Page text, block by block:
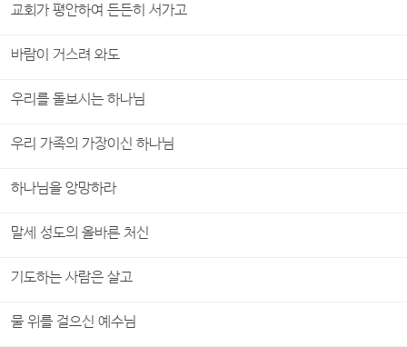
교회가 평안하여 든든히 서가고
바람이 거스려 와도
우리를 돌보시는 하나님
우리 가족의 가장이신 하나님
하나님을 앙망하라
말세 성도의 올바른 처신
기도하는 사람은 살고
물 위를 걸으신 예수님